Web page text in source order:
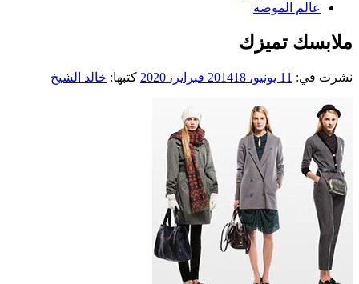
عالم الموضة
ملابسك تميزك
نشرت في: 11 يونيو، 2014 18 فبراير، 2020 كتبها: خالد الشيخ